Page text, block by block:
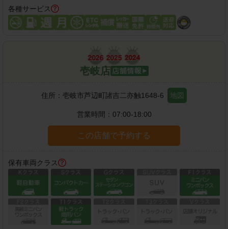
各種サービス
壱岐店
住所： 壱岐市芦辺町諸吉二亦触1648-6 地図
営業時間： 07:00-18:00
この店舗で予約する
保有車両クラス